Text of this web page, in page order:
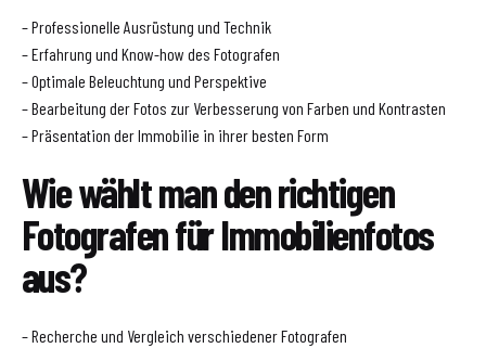
– Professionelle Ausrüstung und Technik
– Erfahrung und Know-how des Fotografen
– Optimale Beleuchtung und Perspektive
– Bearbeitung der Fotos zur Verbesserung von Farben und Kontrasten
– Präsentation der Immobilie in ihrer besten Form
Wie wählt man den richtigen
Fotografen für Immobilienfotos
aus?
– Recherche und Vergleich verschiedener Fotografen